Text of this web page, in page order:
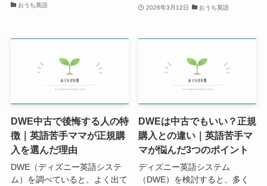
おうち英語
2026年3月12日 おうち英語
DWE中古で後悔する人の特
徴｜英語苦手ママが正規購
入を選んだ理由
DWE（ディズニー英語システ
ム）を調べていると、よく出て
DWEは中古でもいい？正規
購入との違い｜英語苦手マ
マが悩んだ3つのポイント
ディズニー英語システム
（DWE）を検討すると、多く